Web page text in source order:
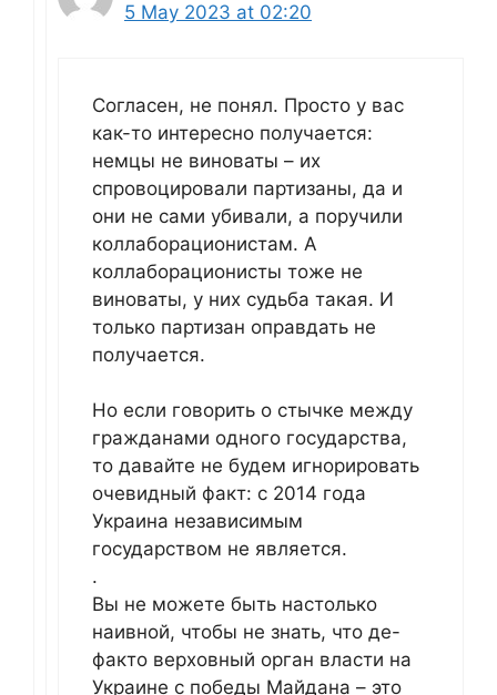
5 May 2023 at 02:20
Согласен, не понял. Просто у вас
как-то интересно получается:
немцы не виноваты – их
спровоцировали партизаны, да и
они не сами убивали, а поручили
коллаборационистам. А
коллаборационисты тоже не
виноваты, у них судьба такая. И
только партизан оправдать не
получается.
Но если говорить о стычке между
гражданами одного государства,
то давайте не будем игнорировать
очевидный факт: с 2014 года
Украина независимым
государством не является.
.
Вы не можете быть настолько
наивной, чтобы не знать, что де-
факто верховный орган власти на
Украине с победы Майдана – это